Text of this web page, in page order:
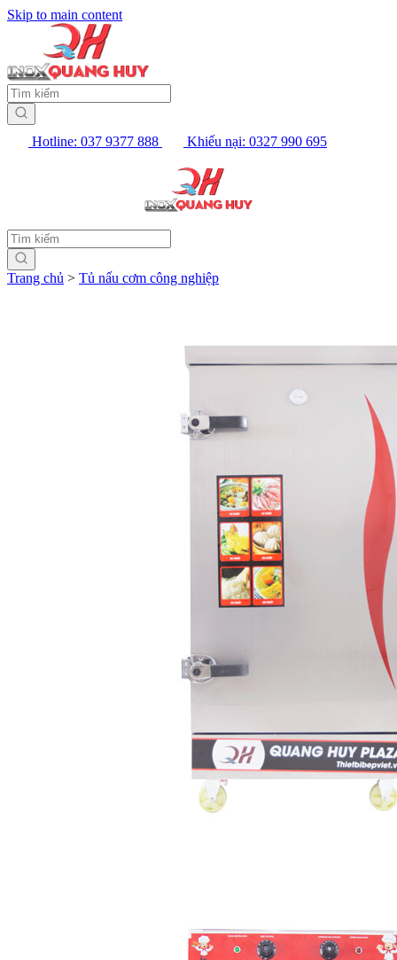
Skip to main content
Hotline: 037 9377 888 Khiếu nại: 0327 990 695
Trang chủ > Tủ nấu cơm công nghiệp